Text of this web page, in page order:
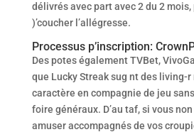
délivrés avec part avec 2 du 2
)’coucher l’allégresse.
Processus p’inscription:
Des potes également TVBet,
que Lucky Streak sug nt des living-r
caractère en compagnie de jeu
foire généraux. D’au taf, si vous
amuser accompagnés de vos